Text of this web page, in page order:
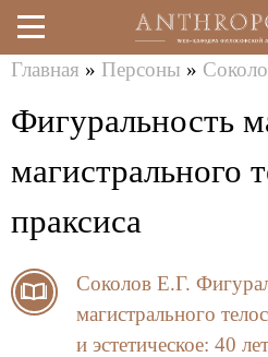
Перейти
к
здесь
Главная » Персоны »
Фигуральность
магистрального
праксиса
Соколов Е.Г.
магистрального
и эстетическое: 40